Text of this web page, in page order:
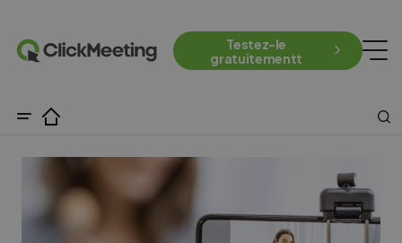
Testez-le
gratuitementt